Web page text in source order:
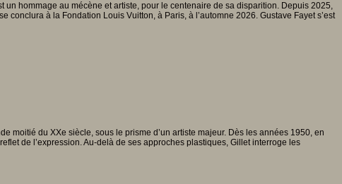
un hommage au mécène et artiste, pour le centenaire de sa disparition. Depuis 2025,
à la Fondation Louis Vuitton, à Paris, à l’automne 2026. Gustave Fayet s’est
moitié du XXe siècle, sous le prisme d’un artiste majeur. Dès les années 1950, en
de l’expression. Au-delà de ses approches plastiques, Gillet interroge les